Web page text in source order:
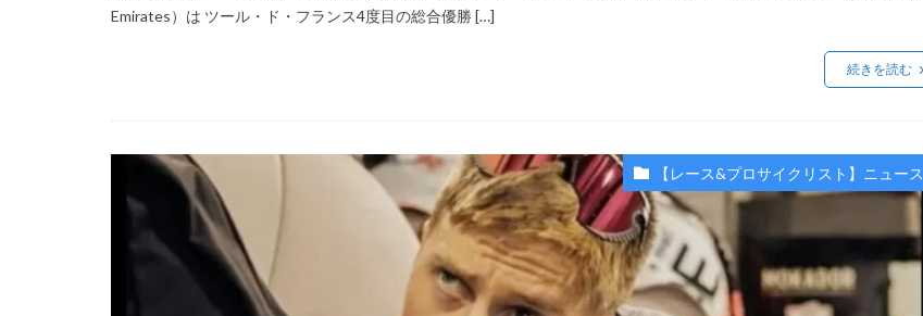
Emirates）は ツール・ド・フランス4度目の総合優勝 […]
続きを読む
【レース&プロサイクリスト】ニュース